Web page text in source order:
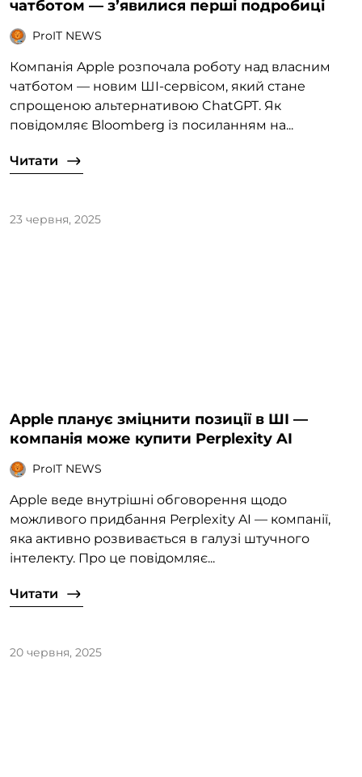
чатботом — зʼявилися перші подробиці
ProIT NEWS
Компанія Apple розпочала роботу над власним
чатботом — новим ШІ-сервісом, який стане
спрощеною альтернативою ChatGPT. Як
повідомляє Bloomberg із посиланням на...
Читати
23 червня, 2025
Apple планує зміцнити позиції в ШІ —
компанія може купити Perplexity AI
ProIT NEWS
Apple веде внутрішні обговорення щодо
можливого придбання Perplexity AI — компанії,
яка активно розвивається в галузі штучного
інтелекту. Про це повідомляє...
Читати
20 червня, 2025